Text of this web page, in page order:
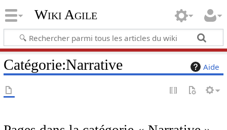
Wiki Agile
Aide
Catégorie:Narrative